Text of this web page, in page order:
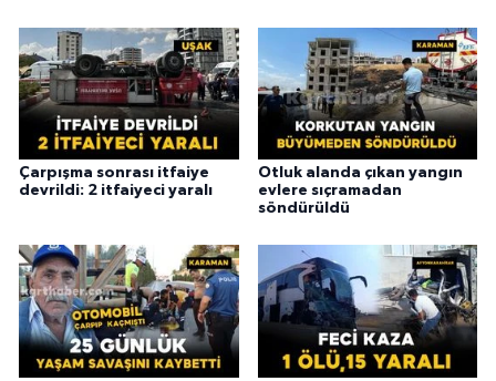
Çarpışma sonrası itfaiye
devrildi: 2 itfaiyeci yaralı
Otluk alanda çıkan yangın
evlere sıçramadan
söndürüldü